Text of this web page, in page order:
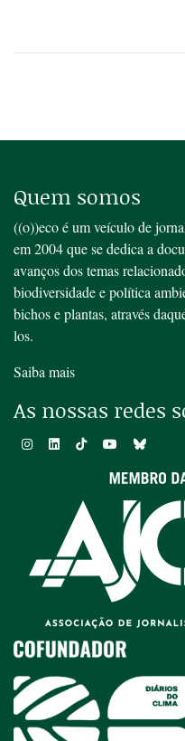
Quem somos
((o))eco é um veículo de
em 2004 que se dedica a
avanços dos temas
biodiversidade e política
bichos e plantas, através
los.
Saiba mais
As nossas redes